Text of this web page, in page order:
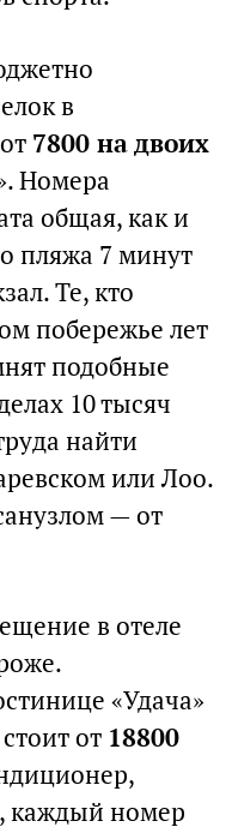
в
7800 на двоих
Номера
общая, как и
пляжа 7 минут
Те, кто
побережье лет
подобные
10 тысяч
найти
или Лоо.
— от
в отеле
«Удача»
от 18800
каждый номер